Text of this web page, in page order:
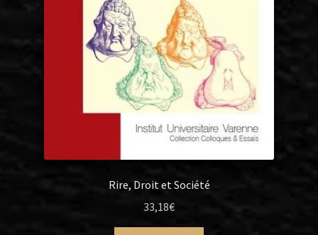
Rire, Droit et Société
33,18€